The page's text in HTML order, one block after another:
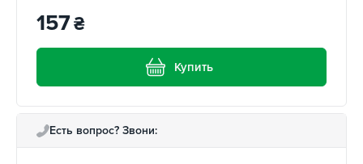
157₴
Купить
Есть вопрос? Звони: